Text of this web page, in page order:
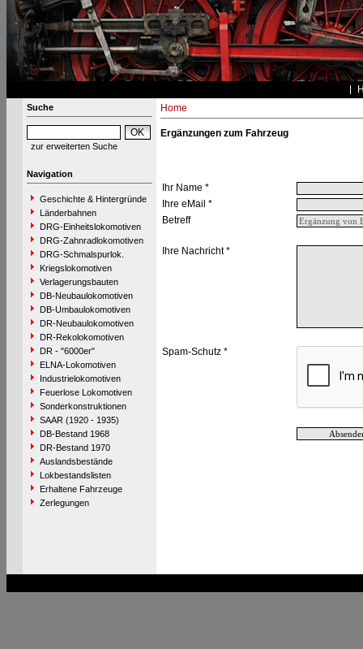
Suche
zur erweiterten Suche
Navigation
Geschichte & Hintergründe
Länderbahnen
DRG-Einheitslokomotiven
DRG-Zahnradlokomotiven
DRG-Schmalspurlok.
Kriegslokomotiven
Verlagerungsbauten
DB-Neubaulokomotiven
DB-Umbaulokomotiven
DR-Neubaulokomotiven
DR-Rekolokomotiven
DR - "6000er"
ELNA-Lokomotiven
Industrielokomotiven
Feuerlose Lokomotiven
Sonderkonstruktionen
SAAR (1920 - 1935)
DB-Bestand 1968
DR-Bestand 1970
Auslandsbestände
Lokbestandslisten
Erhaltene Fahrzeuge
Zerlegungen
Home
Ergänzungen zum Fahrzeug
Ihr Name *
Ihre eMail *
Betreff
Ihre Nachricht *
Spam-Schutz *